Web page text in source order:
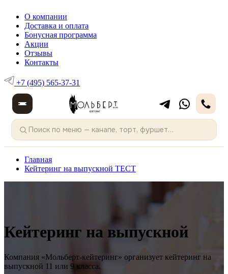
О компании
Доставка и оплата
Бонусная программа
Акции
Отзывы
Контакты
+7 (495) 565-37-31
Главная
Кейтеринг на выпускной ТЕСТ
Кейтеринг на выпускной
Компания «Мольберт-кейтеринг» организует кейтеринг на
выпускной 11 или 9 класса.